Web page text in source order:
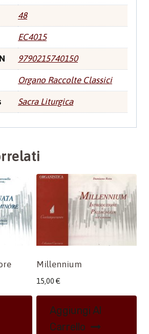
48
EC4015
9790215740150
Organo Raccolte Classici
Sacra Liturgica
Millennium
15,00 €
Aggiungi Al
Carrello